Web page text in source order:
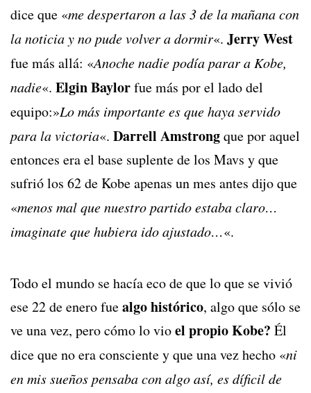
dice que «me despertaron a las 3 de la mañana con
la noticia y no pude volver a dormir«. Jerry West
fue más allá: «Anoche nadie podía parar a Kobe,
nadie«. Elgin Baylorfue más por el lado del
equipo:»Lo más importante es que haya servido
para la victoria«. Darrell Amstrongque por aquel
entonces era el base suplente de los Mavs y que
sufrió los 62 de Kobe apenas un mes antes dijo que
«menos mal que nuestro partido estaba claro…
imaginate que hubiera ido ajustado…«.
Todo el mundo se hacía eco de que lo que se vivió
ese 22 de enero fuealgo histórico, algo que sólo se
ve una vez, pero cómo lo vioel propio Kobe? Él
dice que no era consciente y que una vez hecho «ni
en mis sueños pensaba con algo así, es díficil de